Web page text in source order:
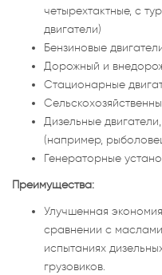
четырехтактные, с
двигатели)
Бензиновые
Дорожный и
Стационарные
Дизельные
(например,
Генераторные
Преимущества:
Улучшенная
сравнении с
испытаниях
грузовиков.